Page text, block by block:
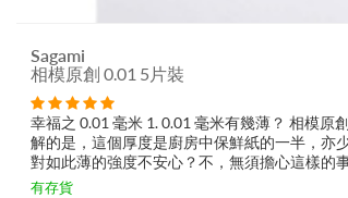
Sagami
相模原創 0.01 5片裝
幸福之 0.01 毫米 1. 0.01 毫米有幾薄？ 相模原
解的是，這個厚度是廚房中保鮮紙的一半，亦
對如此薄的強度不安心？不，無須擔心這樣的
有存貨